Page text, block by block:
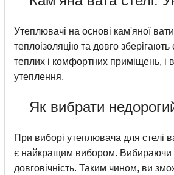
Утеплювачі на основі кам'яної
теплоізоляцію та довго
теплих і комфортних приміщень, і
утеплення.
Як вибрати
При виборі утеплювача для стелі
є найкращим вибором. Вибираючи
довговічність. Таким чином, ви